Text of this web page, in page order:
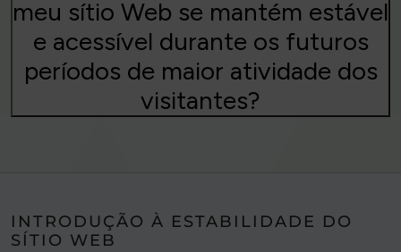
meu sítio Web se mantém estável
e acessível durante os futuros
períodos de maior atividade dos
visitantes?
INTRODUÇÃO À ESTABILIDADE DO
SÍTIO WEB